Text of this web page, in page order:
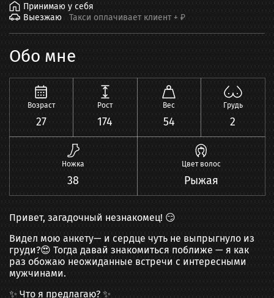
Принимаю у себя
Выезжаю
Такси оплачивает клиент + ₽
Обо мне
Возраст
27
Рост
174
Вес
54
Грудь
2
Ножка
38
Цвет волос
Рыжая
Привет, загадочный незнакомец! 😏
Видел мою анкету— и сердце чуть не выпрыгнуло из
груди?😍 Тогда давай знакомиться поближе — я как
раз обожаю неожиданные встречи с интересными
мужчинами.
✨ Что я предлагаю? ✨